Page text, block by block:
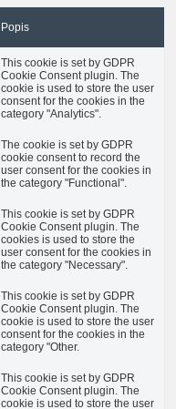
Popis
This cookie is set by GDPR
Cookie Consent plugin. The
cookie is used to store the user
consent for the cookies in the
category "Analytics".
The cookie is set by GDPR
cookie consent to record the
user consent for the cookies in
the category "Functional".
This cookie is set by GDPR
Cookie Consent plugin. The
cookies is used to store the
user consent for the cookies in
the category "Necessary".
This cookie is set by GDPR
Cookie Consent plugin. The
cookie is used to store the user
consent for the cookies in the
category "Other.
This cookie is set by GDPR
Cookie Consent plugin. The
cookie is used to store the user